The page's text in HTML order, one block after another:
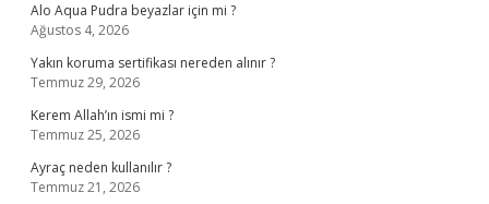
Alo Aqua Pudra beyazlar için mi ?
Ağustos 4, 2026
Yakın koruma sertifikası nereden alınır ?
Temmuz 29, 2026
Kerem Allah’ın ismi mi ?
Temmuz 25, 2026
Ayraç neden kullanılır ?
Temmuz 21, 2026